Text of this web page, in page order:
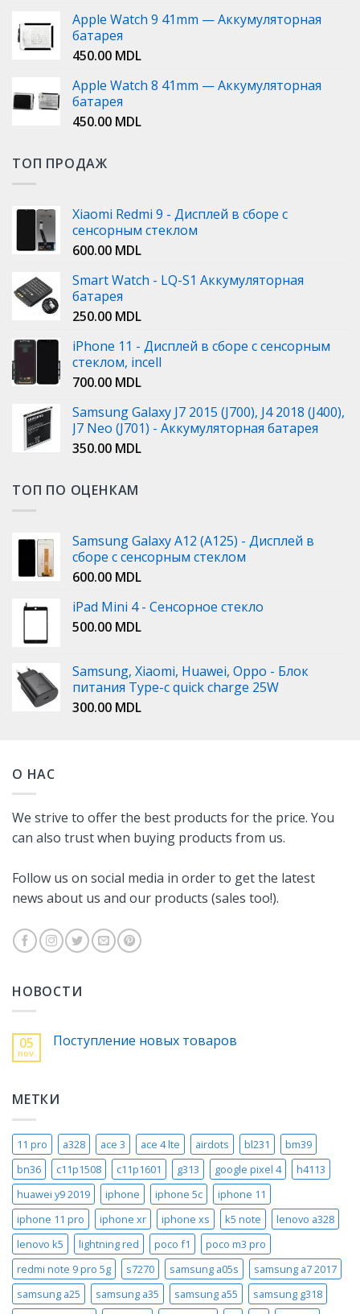
Apple Watch 9 41mm — Аккумуляторная
батарея
450.00 MDL
Apple Watch 8 41mm — Аккумуляторная
батарея
450.00 MDL
ТОП ПРОДАЖ
Xiaomi Redmi 9 - Дисплей в сборе с
сенсорным стеклом
600.00 MDL
Smart Watch - LQ-S1 Аккумуляторная
батарея
250.00 MDL
iPhone 11 - Дисплей в сборе с сенсорным
стеклом, incell
700.00 MDL
Samsung Galaxy J7 2015 (J700), J4 2018 (J400),
J7 Neo (J701) - Аккумуляторная батарея
350.00 MDL
ТОП ПО ОЦЕНКАМ
Samsung Galaxy A12 (A125) - Дисплей в
сборе с сенсорным стеклом
600.00 MDL
iPad Mini 4 - Сенсорное стекло
500.00 MDL
Samsung, Xiaomi, Huawei, Oppo - Блок
питания Type-c quick charge 25W
300.00 MDL
О НАС
We strive to offer the best products for the price. You
can also trust when buying products from us.
Follow us on social media in order to get the latest
news about us and our products (sales too!).
НОВОСТИ
05
nov.
Поступление новых товаров
МЕТКИ
11 pro a328 ace 3 ace 4 lte airdots bl231
bm39
bn36
c11p1508 c11p1601 g313 google pixel 4
h4113
huawei y9 2019
iphone iphone 5c
iphone 11
iphone 11 pro
iphone xr iphone xs k5 note
lenovo a328
lenovo k5
lightning red poco f1
poco m3 pro
redmi note 9 pro 5g
s7270 samsung a05s
samsung a7 2017
samsung a25
samsung a35 samsung a55
samsung g318